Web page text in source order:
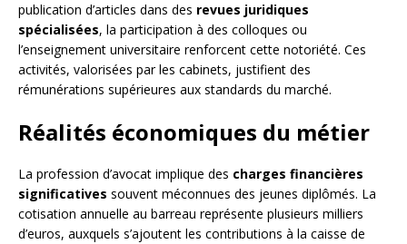
publication d’articles dans des revues juridiques
spécialisées, la participation à des colloques ou
l’enseignement universitaire renforcent cette notoriété. Ces
activités, valorisées par les cabinets, justifient des
rémunérations supérieures aux standards du marché.
Réalités économiques du métier
La profession d’avocat implique des charges financières
significatives souvent méconnues des jeunes diplômés. La
cotisation annuelle au barreau représente plusieurs milliers
d’euros, auxquels s’ajoutent les contributions à la caisse de